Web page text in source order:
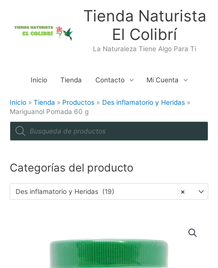
contenido
Tienda Naturista
El Colibrí
La Naturaleza Tiene Algo Para Ti
Inicio Tienda Contacto Mi Cuenta
Inicio Tienda Productos
Des inflamatorio y Heridas
Mariguanol Pomada 60 g
P
d
s
c
Categorías del producto
×
Des inflamatorio y Heridas (19)